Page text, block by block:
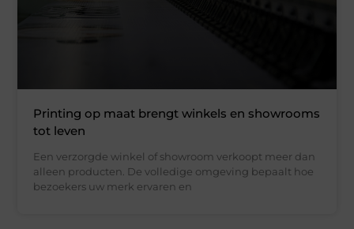
Printing op maat brengt winkels en showrooms
tot leven
Een verzorgde winkel of showroom verkoopt meer dan
alleen producten. De volledige omgeving bepaalt hoe
bezoekers uw merk ervaren en